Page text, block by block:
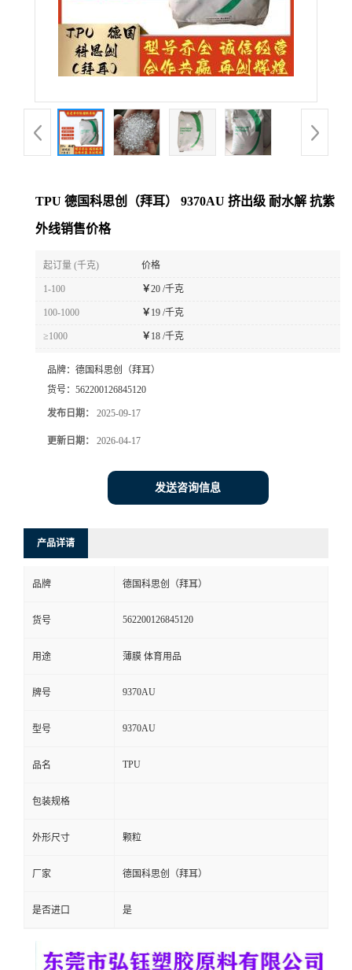
品
展
留
言
TPU 德国科思创（拜耳） 9370AU 挤出级 耐水解 抗紫
外线销售价格
起订量 (千克) 价格
1-100 ￥20 /千克
100-1000 ￥ 19 /千克
≥1000 ￥ 18 /千克
品牌： 德国科思创（拜耳）
货号： 562200126845120
发布日期： 2025-09-17
更新日期： 2026-04-17
发送咨询信息
产品详请
品牌 德国科思创（拜耳）
货号 562200126845120
用途 薄膜 体育用品
牌号 9370AU
型号 9370AU
品名 TPU
包装规格
外形尺寸 颗粒
厂家 德国科思创（拜耳）
是否进口 是